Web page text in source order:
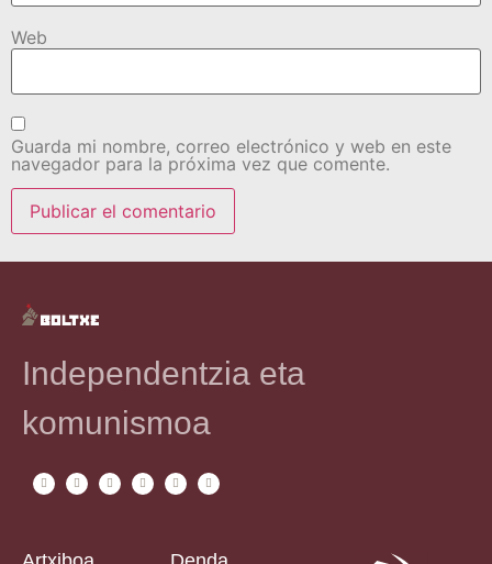
Web
Guarda mi nombre, correo electrónico y web en este
navegador para la próxima vez que comente.
Independentzia eta
komunismoa